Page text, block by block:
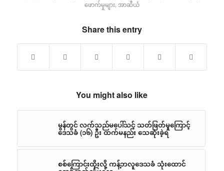
ဖောက်မှုများ, အာဆီယံ
Share this entry
You might also like
မွန်တွင် လက်သည်မပေါ်သင့် သတ်ဖြတ်မှုကြောင့်
ဒေသခံ (၁၆) ဦး ထက်မနည်း သေဆုံးခဲ့ရ
စစ်ကြောင်းထိုးလို့ ကန့်ဘလူဒေသခံ သုံးထောင်